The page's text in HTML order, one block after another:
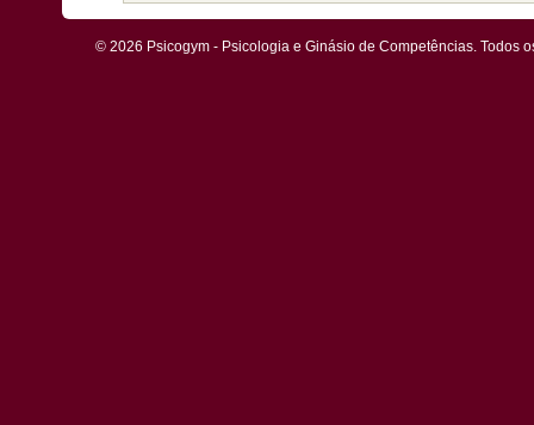
© 2026 Psicogym - Psicologia e Ginásio de Competências. Todos